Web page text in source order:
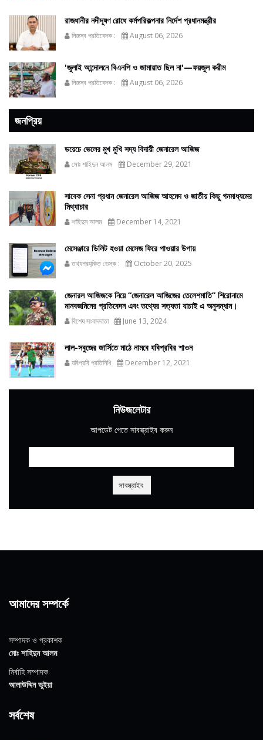
রাজধানীর নদীদূষণ রোধে কর্মপরিকল্পনার নির্দেশ প্রধানমন্ত্রীর
নিজস্ব প্রতিবেদক : August 06, 2026
'জুলাই আন্দোলনে বিএনপি ও জামায়াত ছিল না'—ফয়জুল করীম
নিজস্ব প্রতিবেদক : August 06, 2026
জনপ্রিয়
ডয়েচে ভেলের মুখ মুখি সদ্য বিদায়ী জেনারেল আজিজ
মোঃ শাহিদুন আলম December 29, 2021
সাবেক সেনা প্রধান জেনারেল আজিজ আহমেদ ও জাতীয় কিছু গনমাধ্যমের
মিথ্যাচার
শাহিদুন আলম December 14, 2021
মেসেঞ্জারে ডিলিট হওয়া মেসেজ ফিরে পাওয়ার উপায়
তথ্যপ্রযুক্তি ডেস্ক : October 20, 2025
জেনারল আজিজকে নিয়ে “জেনারেল আজিজের তেলেশমাতি” শিরোনামে
মানবজমিনের প্রতিবেদন এবং তথ্যের সত্যতা যাচাই এ অনুসন্ধান।
বিশেষ সংবাদদাতা June 13, 2024
লাল-সবুজের জার্সিতে মাঠে নামবে যবিপ্রবির শাওন
যবিপ্রবি প্রতিনিধি December 12, 2021
নিউজলেটার
আপডেট পেতে সাবস্ক্রাইব করুন
আমাদের সম্পর্কে
সম্পাদক ও প্রকাশক
মোঃ শাহিদুন আলম
নির্বাহি সম্পাদক
আলাউদ্দিন ভুইয়া
সর্বশেষ